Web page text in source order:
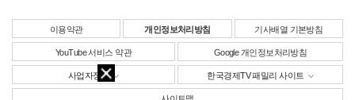
이용약관 개인정보처리방침 기사배열 기본방침
YouTube 서비스 약관 Google 개인정보처리방침
사업자정보 한국경제TV 패밀리 사이트